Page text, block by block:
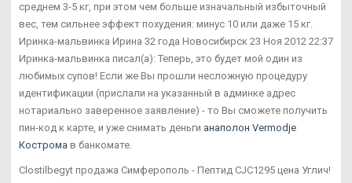
среднем 3-5 кг, при этом чем больше изначальный избыточный
вес, тем сильнее эффект похудения: минус 10 или даже 15 кг.
Иринка-мальвинка Ирина 32 года Новосибирск 23 Ноя 2012 22:37
Иринка-мальвинка писал(а): Теперь, это будет мой один из
любимых супов! Если же Вы прошли несложную процедуру
идентификации (прислали на указанный в админке адрес
нотариально заверенное заявление) - то Вы сможете получить
пин-код к карте, и уже снимать деньги анаполон Vermodje
Кострома в банкомате.
Clostilbegyt продажа Симферополь - Пептид CJC1295 цена Углич!